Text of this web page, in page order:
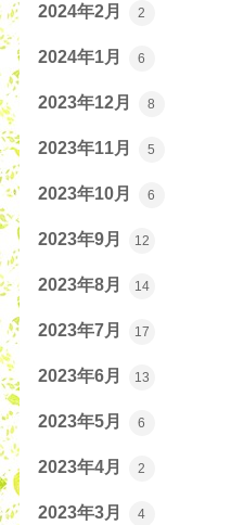
2024年2月 2
2024年1月 6
2023年12月 8
2023年11月 5
2023年10月 6
2023年9月 12
2023年8月 14
2023年7月 17
2023年6月 13
2023年5月 6
2023年4月 2
2023年3月 4